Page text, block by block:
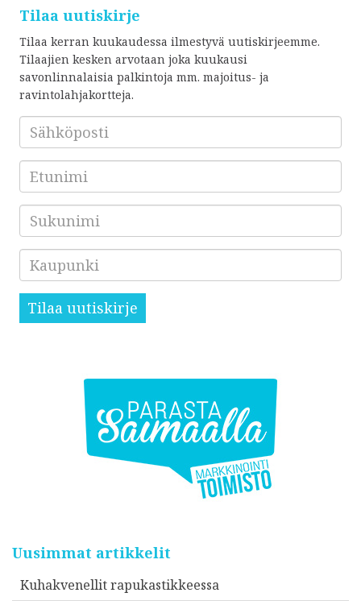
Tilaa uutiskirje
Tilaa kerran kuukaudessa ilmestyvä uutiskirjeemme.
Tilaajien kesken arvotaan joka kuukausi
savonlinnalaisia palkintoja mm. majoitus- ja
ravintolahjakortteja.
Sähköposti
Etunimi
Sukunimi
Kaupunki
Tilaa uutiskirje
Uusimmat artikkelit
Kuhakvenellit rapukastikkeessa